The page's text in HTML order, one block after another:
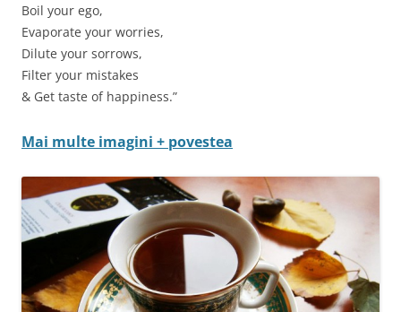
Boil your ego,
Evaporate your worries,
Dilute your sorrows,
Filter your mistakes
& Get taste of happiness.”
Mai multe imagini + povestea